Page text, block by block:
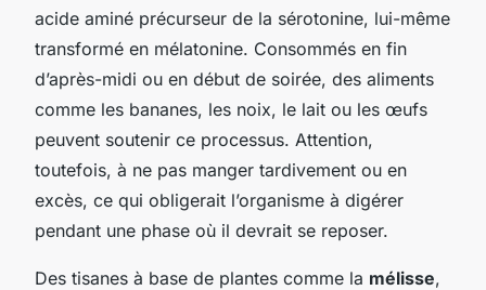
acide aminé précurseur de la sérotonine, lui-même
transformé en mélatonine. Consommés en fin
d’après-midi ou en début de soirée, des aliments
comme les bananes, les noix, le lait ou les œufs
peuvent soutenir ce processus. Attention,
toutefois, à ne pas manger tardivement ou en
excès, ce qui obligerait l’organisme à digérer
pendant une phase où il devrait se reposer.
Des tisanes à base de plantes comme la mélisse,